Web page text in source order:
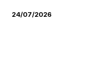
24/07/2026